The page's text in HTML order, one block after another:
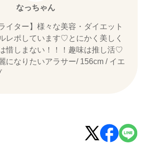
なっちゃん
イター】様々な美容・ダイエット
レポしています♡とにかく美しく
惜しまない！！！趣味は推し活♡
になりたいアラサー/ 156cm / イエ